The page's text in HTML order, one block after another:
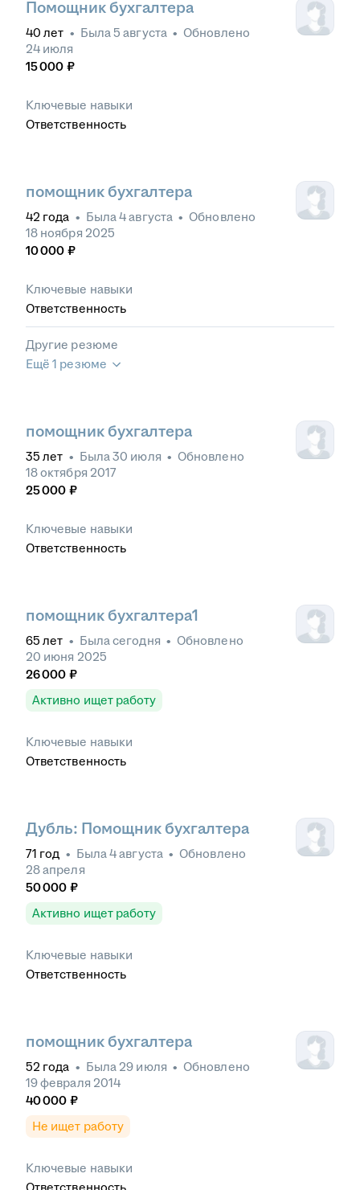
Помощник бухгалтера
40 лет • Была5 августа • Обновлено
24 июля
15 000 ₽
Ключевые навыки
Ответственность
помощник бухгалтера
42 года • Была4 августа • Обновлено
18 ноября 2025
10 000 ₽
Ключевые навыки
Ответственность
Другие резюме
Ещё 1 резюме
помощник бухгалтера
35 лет • Была30 июля • Обновлено
18 октября 2017
25 000 ₽
Ключевые навыки
Ответственность
помощник бухгалтера1
65 лет • Быласегодня • Обновлено
20 июня 2025
26 000 ₽
Активно ищет работу
Ключевые навыки
Ответственность
Дубль: Помощник бухгалтера
71 год • Была4 августа • Обновлено
28 апреля
50 000 ₽
Активно ищет работу
Ключевые навыки
Ответственность
помощник бухгалтера
52 года • Была 29 июля • Обновлено
19 февраля 2014
40 000 ₽
Не ищет работу
Ключевые навыки